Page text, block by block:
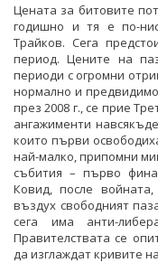
Цената за битовите
годишно и тя е по-
Трайков. Сега
период. Цените на
периоди с огромни
нормално и
през 2008 г., се прие
ангажименти
които първи
най-малко, припомни
събития – първо
Ковид, после
въздух свободният
сега има анти-
Правителствата се
да изглаждат кривите